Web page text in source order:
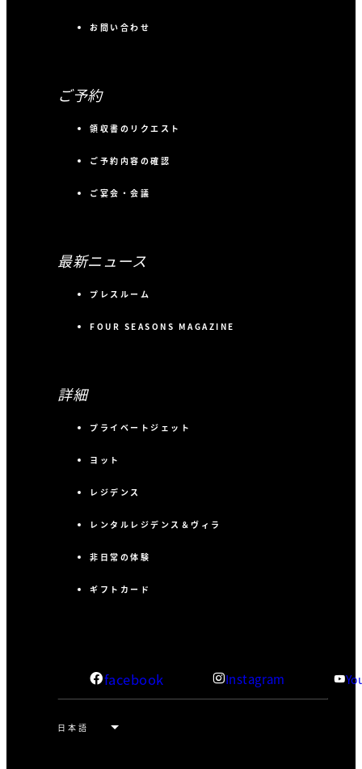
お問い合わせ
ご予約
領収書のリクエスト
ご予約内容の確認
ご宴会・会議
最新ニュース
プレスルーム
FOUR SEASONS MAGAZINE
詳細
プライベートジェット
ヨット
レジデンス
レンタルレジデンス＆ヴィラ
非日常の体験
ギフトカード
facebook Instagram